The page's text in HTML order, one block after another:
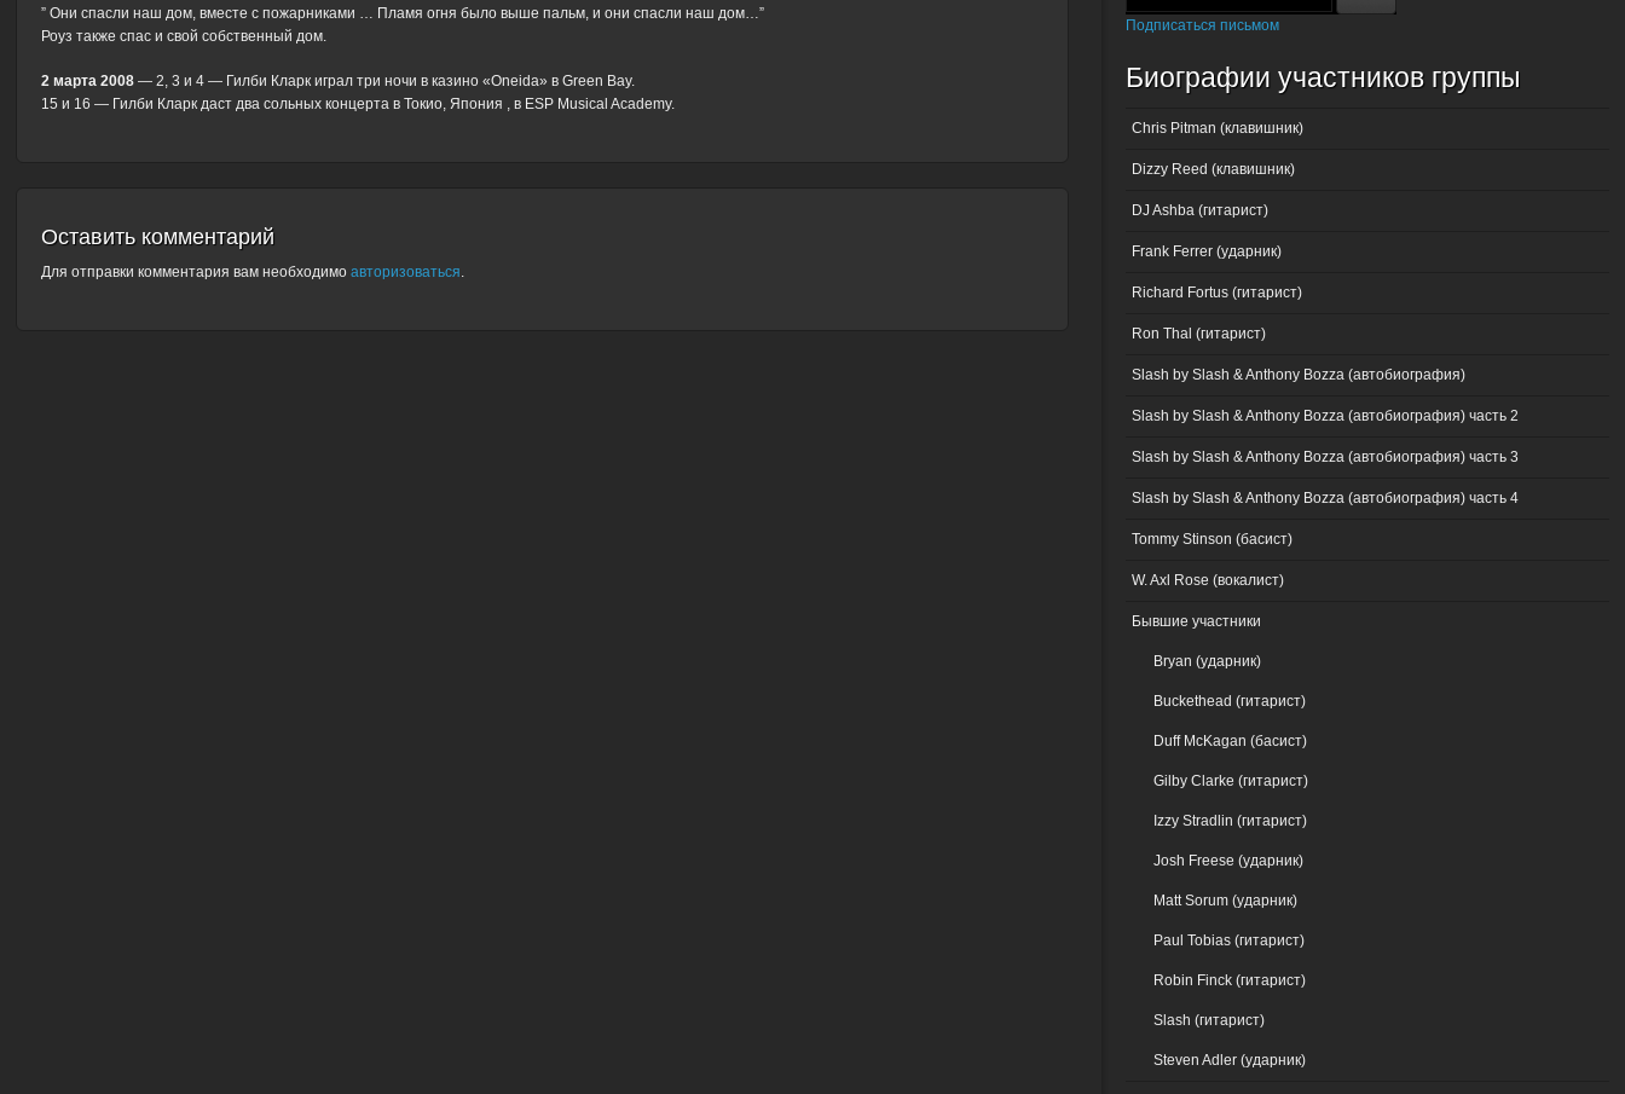
” Они спасли наш дом, вместе с пожарниками … Пламя огня было выше пальм, и они спасли наш дом…”
Роуз также спас и свой собственный дом.
2 марта 2008 — 2, 3 и 4 — Гилби Кларк играл три ночи в казино «Oneida» в Green Bay.
15 и 16 — Гилби Кларк даст два сольных концерта в Токио, Япония , в ESP Musical Academy.
Оставить комментарий
Для отправки комментария вам необходимоавторизоваться
Подписаться письмом
Биографии участников группы
Chris Pitman (клавишник)
Dizzy Reed (клавишник)
DJ Ashba (гитарист)
Frank Ferrer (ударник)
Richard Fortus (гитарист)
Ron Thal (гитарист)
Slash by Slash & Anthony Bozza (автобиография)
Slash by Slash & Anthony Bozza (автобиография) часть 2
Slash by Slash & Anthony Bozza (автобиография) часть 3
Slash by Slash & Anthony Bozza (автобиография) часть 4
Tommy Stinson (басист)
W. Axl Rose (вокалист)
Бывшие участники
Bryan (ударник)
Buckethead (гитарист)
Duff McKagan (басист)
Gilby Clarke (гитарист)
Izzy Stradlin (гитарист)
Josh Freese (ударник)
Matt Sorum (ударник)
Paul Tobias (гитарист)
Robin Finck (гитарист)
Slash (гитарист)
Steven Adler (ударник)